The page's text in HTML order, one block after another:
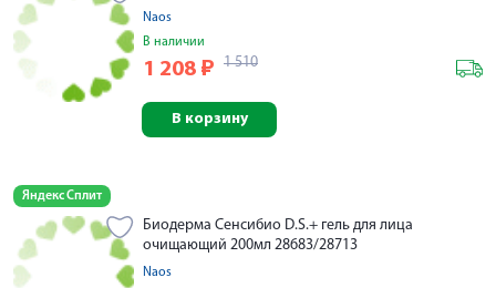
Naos
В наличии
1 208 ₽ 1 510
В корзину
Яндекс Сплит
Биодерма Сенсибио D.S.+ гель для лица
очищающий 200мл 28683/28713
Naos